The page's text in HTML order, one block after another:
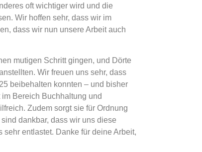
oft wichtiger wird und die
Wir hoffen sehr, dass wir im
dass wir nun unsere Arbeit auch
mutigen Schritt gingen, und Dörte
Wir freuen uns sehr, dass
beibehalten konnten – und bisher
Bereich Buchhaltung und
Zudem sorgt sie für Ordnung
dankbar, dass wir uns diese
entlastet. Danke für deine Arbeit,